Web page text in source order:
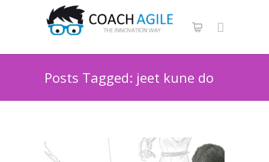
Posts Tagged: jeet kune do